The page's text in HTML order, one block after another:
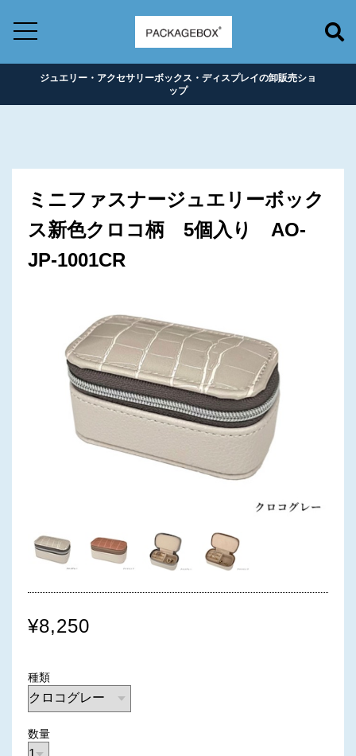
ジュエリー・アクセサリーボックス・ディスプレイの卸販売ショ
ップ
ミニファスナージュエリーボック
ス新色クロコ柄 5個入り AO-
JP-1001CR
¥8,250
種類
数量